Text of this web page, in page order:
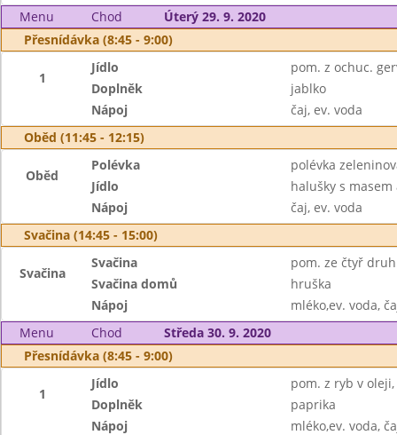
Menu Chod
Úterý 29. 9. 2020
Přesnídávka (8:45 - 9:00)
1
Jídlo
pom. z ochuc.
Doplněk
jablko
Nápoj
čaj, ev. voda
Oběd (11:45 - 12:15)
Oběd
Polévka
polévka
Jídlo
halušky s
Nápoj
čaj, ev. voda
Svačina (14:45 - 15:00)
Svačina
Svačina
pom. ze čtyř
Svačina domů
hruška
Nápoj
mléko,ev. voda,
Menu
Chod
Středa 30. 9. 2020
Přesnídávka (8:45 - 9:00)
1
Jídlo
pom. z ryb v
Doplněk
paprika
Nápoj
mléko,ev. voda,